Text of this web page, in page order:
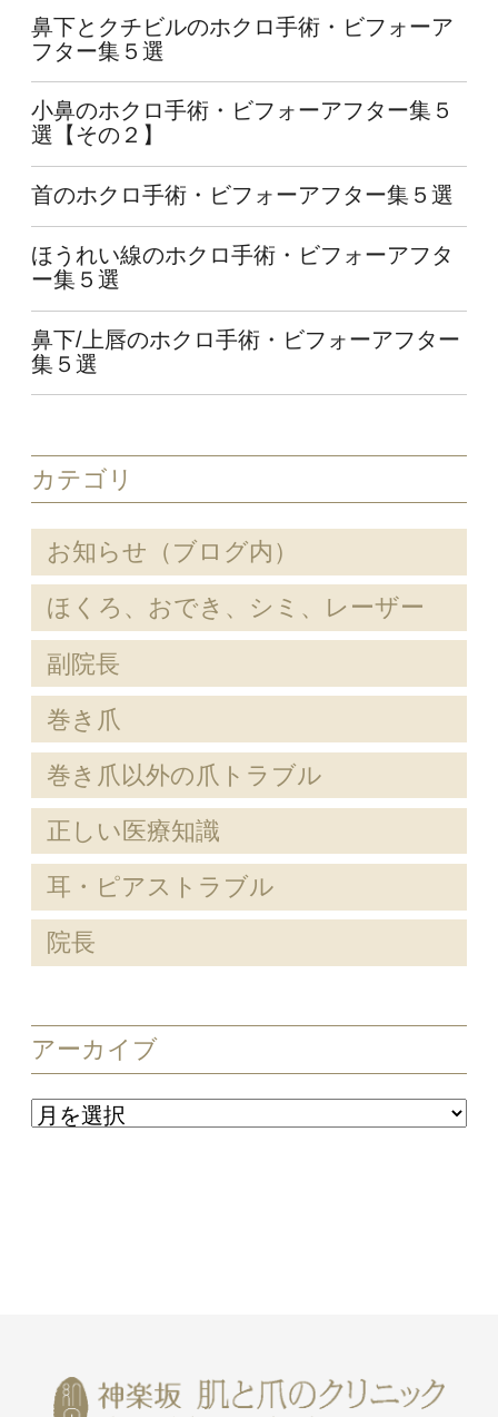
鼻下とクチビルのホクロ手術・ビフォーア
フター集５選
小鼻のホクロ手術・ビフォーアフター集５
選【その２】
首のホクロ手術・ビフォーアフター集５選
ほうれい線のホクロ手術・ビフォーアフタ
ー集５選
鼻下/上唇のホクロ手術・ビフォーアフター
集５選
カテゴリ
お知らせ（ブログ内）
ほくろ、おでき、シミ、レーザー
副院長
巻き爪
巻き爪以外の爪トラブル
正しい医療知識
耳・ピアストラブル
院長
アーカイブ